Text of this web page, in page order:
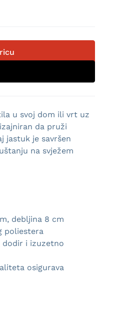
Jastuk za Ljulje i Košare
proizvoda Jastuk za Ljulje i
u svoj dom ili vrt uz
da pruži
jastuk je savršen
na svježem
debljina 8 cm
poliestera
dodir i izuzetno
osigurava